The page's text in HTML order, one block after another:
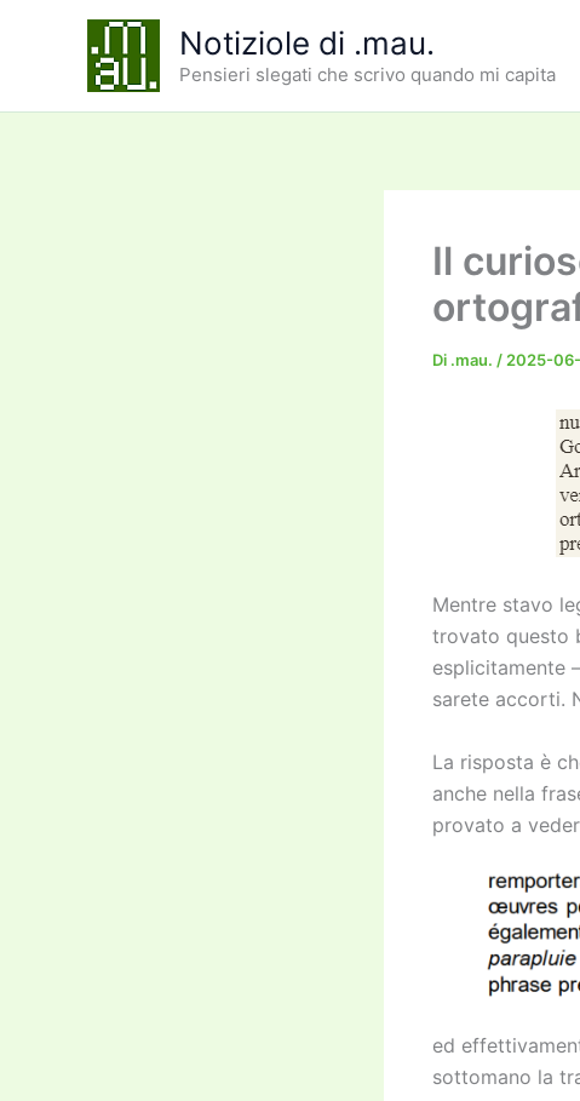
Notiziole di .mau.
Pensieri slegati che scrivo quando mi capita
Il
Di .mau. / 2025-
Mentre stavo
trovato questo
esplicitamente
sarete accorti.
La risposta è
anche nella
provato a
ed
sottomano la